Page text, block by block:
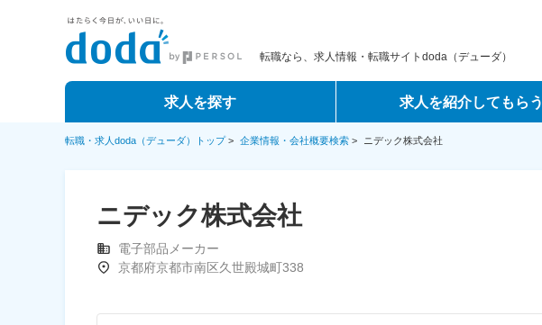
転職なら、求人情報・転職サイトdoda（デューダ）
求人を探す 求人を紹介してもらう
転職・求人doda（デューダ）トップ> 企業情報・会社概要検索 > ニデック株式会社
ニデック株式会社
電子部品メーカー
京都府京都市南区久世殿城町338